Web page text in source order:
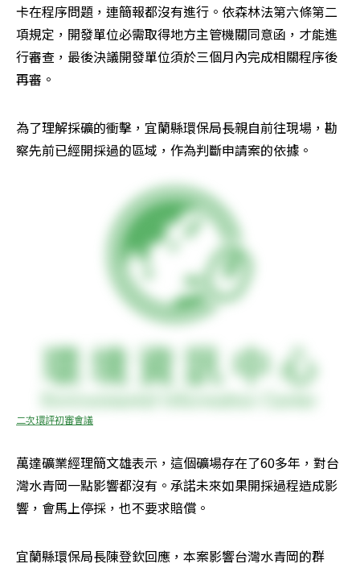
卡在程序問題，連簡報都沒有進行。依森林法第六條第二
項規定，開發單位必需取得地方主管機關同意函，才能進
行審查，最後決議開發單位須於三個月內完成相關程序後
再審。
為了理解採礦的衝擊，宜蘭縣環保局長親自前往現場，勘
察先前已經開採過的區域，作為判斷申請案的依據。
二次環評初審會議
萬達礦業經理簡文雄表示，這個礦場存在了60多年，對台
灣水青岡一點影響都沒有。承諾未來如果開採過程造成影
響，會馬上停採，也不要求賠償。
宜蘭縣環保局長陳登欽回應，本案影響台灣水青岡的群